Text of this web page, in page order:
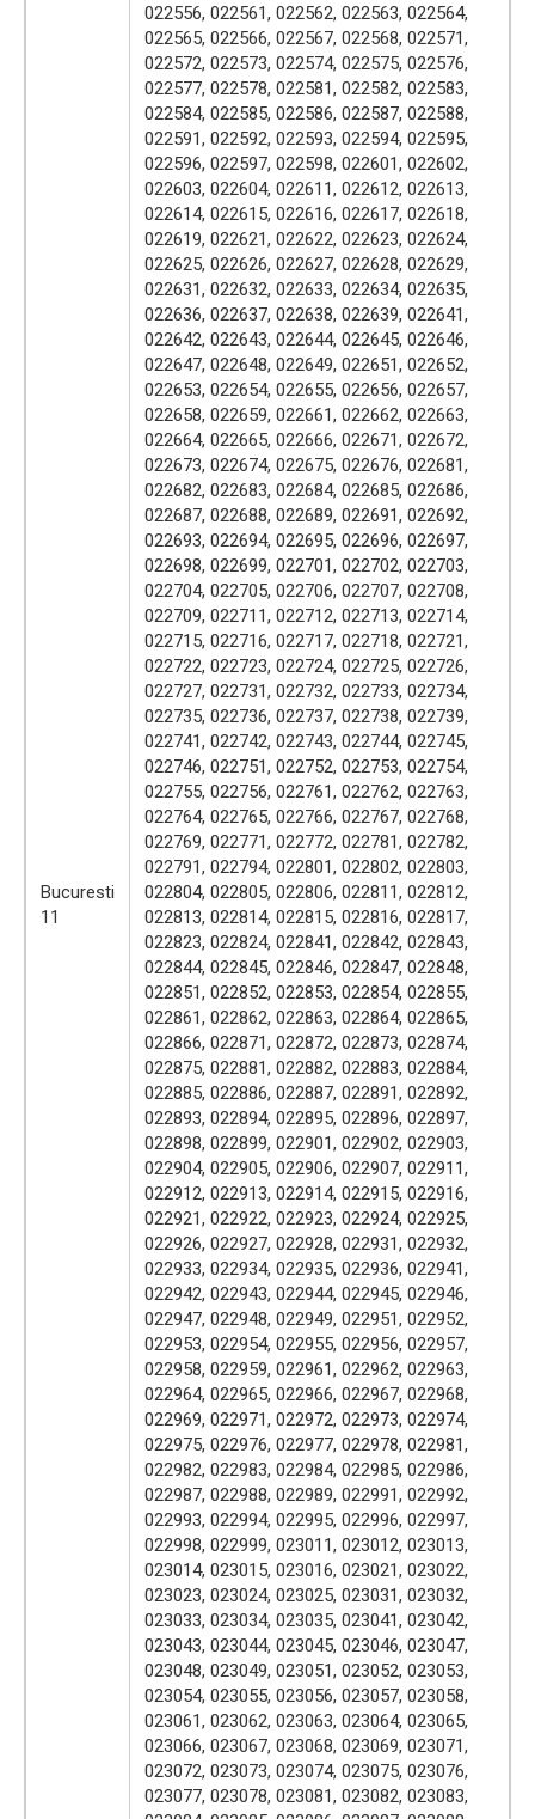
Bucuresti
11
022556, 022561, 022562, 022563, 022564,
022565, 022566, 022567, 022568, 022571,
022572, 022573, 022574, 022575, 022576,
022577, 022578, 022581, 022582, 022583,
022584, 022585, 022586, 022587, 022588,
022591, 022592, 022593, 022594, 022595,
022596, 022597, 022598, 022601, 022602,
022603, 022604, 022611, 022612, 022613,
022614, 022615, 022616, 022617, 022618,
022619, 022621, 022622, 022623, 022624,
022625, 022626, 022627, 022628, 022629,
022631, 022632, 022633, 022634, 022635,
022636, 022637, 022638, 022639, 022641,
022642, 022643, 022644, 022645, 022646,
022647, 022648, 022649, 022651, 022652,
022653, 022654, 022655, 022656, 022657,
022658, 022659, 022661, 022662, 022663,
022664, 022665, 022666, 022671, 022672,
022673, 022674, 022675, 022676, 022681,
022682, 022683, 022684, 022685, 022686,
022687, 022688, 022689, 022691, 022692,
022693, 022694, 022695, 022696, 022697,
022698, 022699, 022701, 022702, 022703,
022704, 022705, 022706, 022707, 022708,
022709, 022711, 022712, 022713, 022714,
022715, 022716, 022717, 022718, 022721,
022722, 022723, 022724, 022725, 022726,
022727, 022731, 022732, 022733, 022734,
022735, 022736, 022737, 022738, 022739,
022741, 022742, 022743, 022744, 022745,
022746, 022751, 022752, 022753, 022754,
022755, 022756, 022761, 022762, 022763,
022764, 022765, 022766, 022767, 022768,
022769, 022771, 022772, 022781, 022782,
022791, 022794, 022801, 022802, 022803,
022804, 022805, 022806, 022811, 022812,
022813, 022814, 022815, 022816, 022817,
022823, 022824, 022841, 022842, 022843,
022844, 022845, 022846, 022847, 022848,
022851, 022852, 022853, 022854, 022855,
022861, 022862, 022863, 022864, 022865,
022866, 022871, 022872, 022873, 022874,
022875, 022881, 022882, 022883, 022884,
022885, 022886, 022887, 022891, 022892,
022893, 022894, 022895, 022896, 022897,
022898, 022899, 022901, 022902, 022903,
022904, 022905, 022906, 022907, 022911,
022912, 022913, 022914, 022915, 022916,
022921, 022922, 022923, 022924, 022925,
022926, 022927, 022928, 022931, 022932,
022933, 022934, 022935, 022936, 022941,
022942, 022943, 022944, 022945, 022946,
022947, 022948, 022949, 022951, 022952,
022953, 022954, 022955, 022956, 022957,
022958, 022959, 022961, 022962, 022963,
022964, 022965, 022966, 022967, 022968,
022969, 022971, 022972, 022973, 022974,
022975, 022976, 022977, 022978, 022981,
022982, 022983, 022984, 022985, 022986,
022987, 022988, 022989, 022991, 022992,
022993, 022994, 022995, 022996, 022997,
022998, 022999, 023011, 023012, 023013,
023014, 023015, 023016, 023021, 023022,
023023, 023024, 023025, 023031, 023032,
023033, 023034, 023035, 023041, 023042,
023043, 023044, 023045, 023046, 023047,
023048, 023049, 023051, 023052, 023053,
023054, 023055, 023056, 023057, 023058,
023061, 023062, 023063, 023064, 023065,
023066, 023067, 023068, 023069, 023071,
023072, 023073, 023074, 023075, 023076,
023077, 023078, 023081, 023082, 023083,